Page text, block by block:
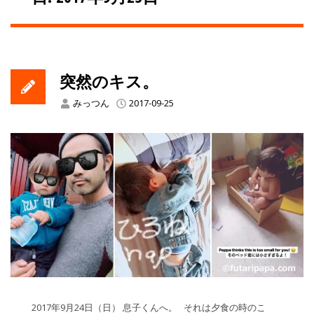
突然のキス。
みっつん 2017-09-25
2017年9月24日（日） 息子くんへ。 それは夕食の時のこ